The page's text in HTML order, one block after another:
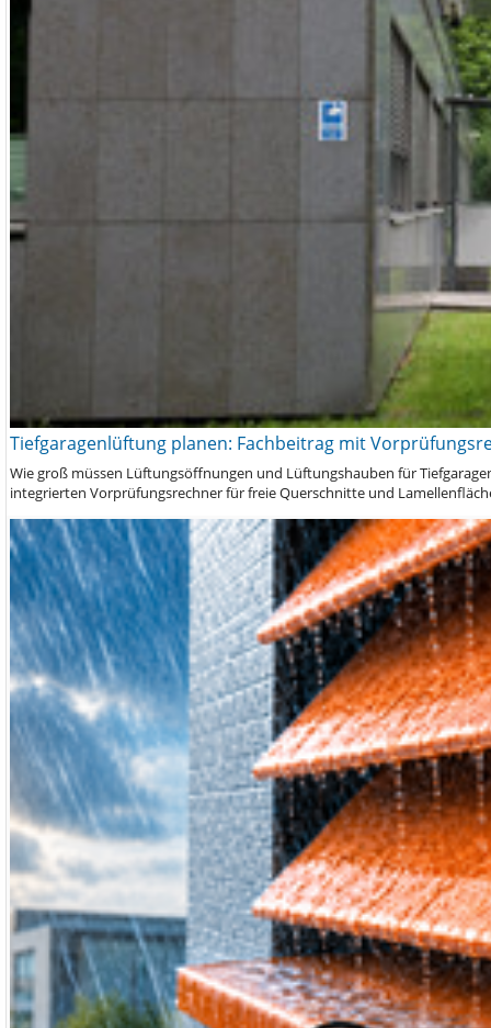
Tiefgaragenlüftung planen: Fachbeitrag mit
Wie groß müssen Lüftungsöffnungen und Lüftungshauben für
integrierten Vorprüfungsrechner für freie Querschnitte und